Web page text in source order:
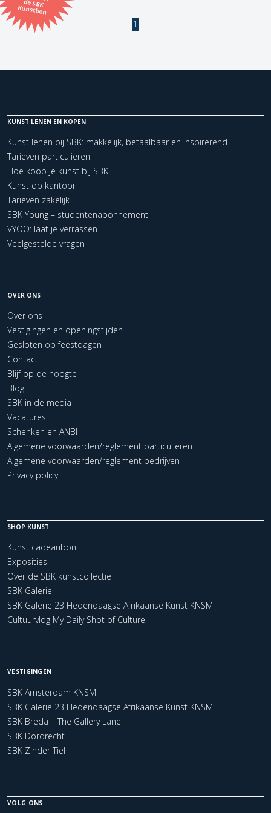
Kunstbon
Kunstenaar
Kerncollectie
1 items. Pagina: 1
1
KUNST LENEN EN KOPEN
Kunst lenen bij SBK: makkelijk, betaalbaar en inspirerend
Tarieven particulieren
Hoe koop je kunst bij SBK
Kunst op kantoor
Tarieven zakelijk
SBK Young – studentenabonnement
VYOO: laat je verrassen
Veelgestelde vragen
OVER ONS
Over ons
Vestigingen en openingstijden
Gesloten op feestdagen
Contact
Blijf op de hoogte
Blog
SBK in de media
Vacatures
Schenken en ANBI
Algemene voorwaarden/reglement particulieren
Algemene voorwaarden/reglement bedrijven
Privacy policy
SHOP KUNST
Kunst cadeaubon
Exposities
Over de SBK kunstcollectie
SBK Galerie
SBK Galerie 23 Hedendaagse Afrikaanse Kunst KNSM
Cultuurvlog My Daily Shot of Culture
VESTIGINGEN
SBK Amsterdam KNSM
SBK Galerie 23 Hedendaagse Afrikaanse Kunst KNSM
SBK Breda | The Gallery Lane
SBK Dordrecht
SBK Zinder Tiel
VOLG ONS